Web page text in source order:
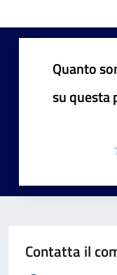
Quanto
su questa
Contatta il